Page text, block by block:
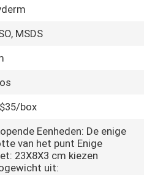
MSDS
box
Eenheden: De enige
van het punt Enige
23X8X3 cm kiezen
uit: